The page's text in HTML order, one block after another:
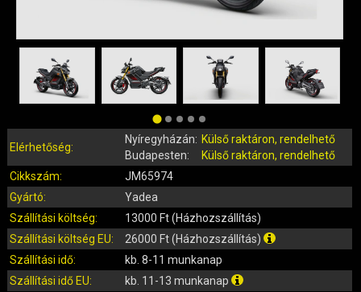
DONGÓ MOTOR ALKATRÉSZEK
FÉKRENDSZER ÉS ALKATRÉSZEI
FELNI (MOTOR, QUAD)
GUMIK, BELSŐK (ROBOGÓ, QUAD, MOPED)
GYERTYÁK, PIPÁK
IDOMOK, BURKOLATOK, ÜLÉSEK
IRÁNYJELZŐ
IZZÓ (ROBOGÓ, QUAD, MOTOR)
KARBURÁTOROK ÉS ALKATRÉSZEIK
KENŐANYAGOK, TISZTÍTÓK, ÁPOLÓK
KIEGÉSZÍTŐK
Elérhetőség:
Nyíregyházán: Külső raktáron, rendelhető
Budapesten:
Külső raktáron, rendelhető
Cikkszám:
JM65974
Gyártó:
Yadea
Szállítási költség:
13000 Ft (Házhozszállítás)
Szállítási költség EU:
26000 Ft (Házhozszállítás)
Szállítási idő:
kb. 8-11 munkanap
Szállítási idő EU:
kb. 11-13 munkanap